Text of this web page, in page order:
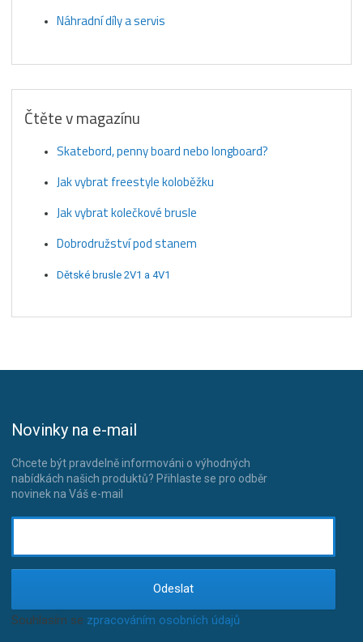
Náhradní díly a servis
Čtěte v magazínu
Skatebord, penny board nebo longboard?
Jak vybrat freestyle koloběžku
Jak vybrat kolečkové brusle
Dobrodružství pod stanem
Dětské brusle 2V1 a 4V1
Novinky na e-mail
Chcete být pravdelně informováni o výhodných
nabídkách našich produktů? Přihlaste se pro odběr
novinek na Váš e-mail
Odeslat
Souhlasím se zpracováním osobních údajů